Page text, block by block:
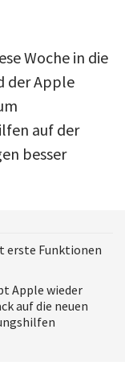
Woche in die
der Apple
auf der
besser
erste Funktionen
Apple wieder
auf die neuen